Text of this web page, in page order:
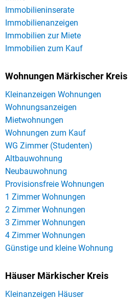
Immobilieninserate
Immobilienanzeigen
Immobilien zur Miete
Immobilien zum Kauf
Wohnungen Märkischer Kreis
Kleinanzeigen Wohnungen
Wohnungsanzeigen
Mietwohnungen
Wohnungen zum Kauf
WG Zimmer (Studenten)
Altbauwohnung
Neubauwohnung
Provisionsfreie Wohnungen
1 Zimmer Wohnungen
2 Zimmer Wohnungen
3 Zimmer Wohnungen
4 Zimmer Wohnungen
Günstige und kleine Wohnung
Häuser Märkischer Kreis
Kleinanzeigen Häuser